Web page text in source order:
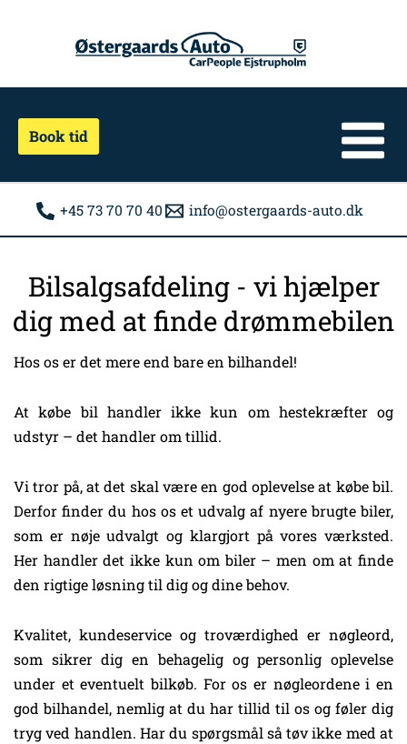
Book tid
+45 73 70 70 40 info@ostergaards-auto.dk
Bilsalgsafdeling - vi hjælper
dig med at finde drømmebilen
Hos os er det mere end bare en bilhandel!
At købe bil handler ikke kun om hestekræfter og
udstyr – det handler om tillid.
Vi tror på, at det skal være en god oplevelse at købe bil.
Derfor finder du hos os et udvalg af nyere brugte biler,
som er nøje udvalgt og klargjort på vores værksted.
Her handler det ikke kun om biler – men om at finde
den rigtige løsning til dig og dine behov.
Kvalitet, kundeservice og troværdighed er nøgleord,
som sikrer dig en behagelig og personlig oplevelse
under et eventuelt bilkøb. For os er nøgleordene i en
god bilhandel, nemlig at du har tillid til os og føler dig
tryg ved handlen. Har du spørgsmål så tøv ikke med at